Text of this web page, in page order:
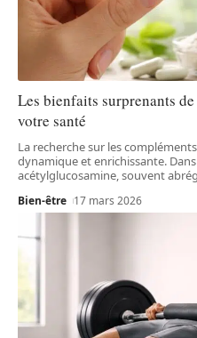
Les bienfaits surprenants
votre santé
La recherche sur les
dynamique et enrichissante.
acétylglucosamine, souvent
Bien-être 17 mars 2026